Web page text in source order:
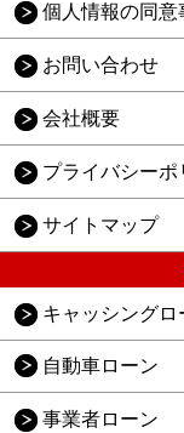
個人情報の同意
お問い合わせ
会社概要
プライバシーポ
サイトマップ
キャッシングロ
自動車ローン
事業者ローン